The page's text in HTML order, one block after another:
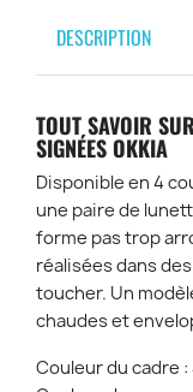
DESCRIPTION
TOUT SAVOIR
SIGNÉES OKKIA
Disponible en 4
une paire de
forme pas trop
réalisées dans
toucher. Un
chaudes et
Couleur du cadre